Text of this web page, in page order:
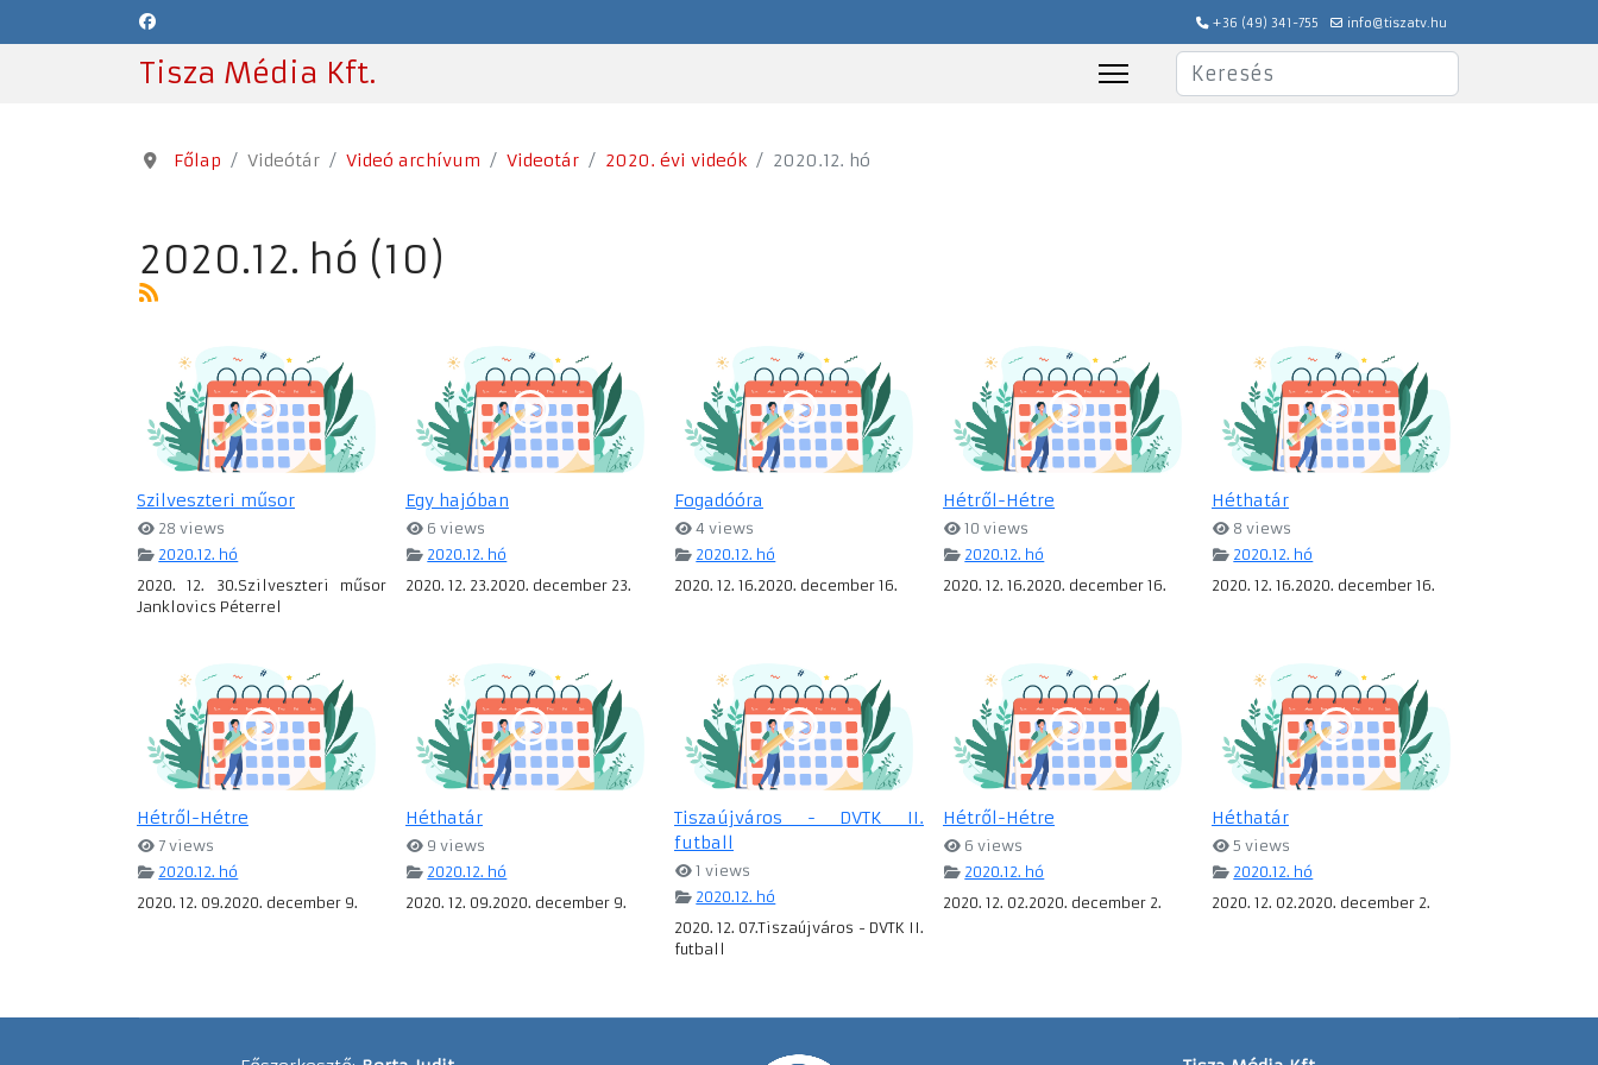
+36 (49) 341-755 info@tiszatv.hu
Tisza Média Kft. Keresés
Főlap Videótár Videó archívum Videotár 2020. évi videók 2020.12. hó
2020.12. hó (10)
Szilveszteri műsor
28 views
2020.12. hó
2020. 12. 30.Szilveszteri műsor
Janklovics Péterrel
Egy hajóban
6 views
2020.12. hó
2020. 12. 23.2020. december 23.
Fogadóóra
4 views
2020.12. hó
2020. 12. 16.2020. december 16.
Hétről-Hétre
10 views
2020.12. hó
2020. 12. 16.2020. december 16.
Héthatár
8 views
2020.12. hó
2020. 12. 16.2020. december 16.
Hétről-Hétre
7 views
2020.12. hó
2020. 12. 09.2020. december 9.
Héthatár
9 views
2020.12. hó
2020. 12. 09.2020. december 9.
Tiszaújváros - DVTK II.
futball
1 views
2020.12. hó
2020. 12. 07.Tiszaújváros - DVTK II.
futball
Hétről-Hétre
6 views
2020.12. hó
2020. 12. 02.2020. december 2.
Héthatár
5 views
2020.12. hó
2020. 12. 02.2020. december 2.